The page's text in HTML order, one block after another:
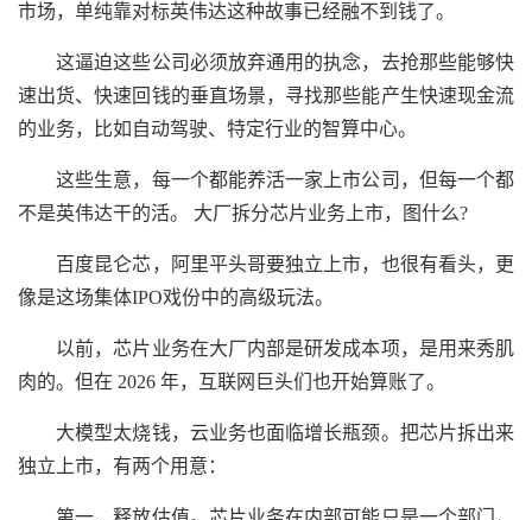
市场，单纯靠对标英伟达这种故事已经融不到钱了。
这逼迫这些公司必须放弃通用的执念，去抢那些能够快
速出货、快速回钱的垂直场景，寻找那些能产生快速现金流
的业务，比如自动驾驶、特定行业的智算中心。
这些生意，每一个都能养活一家上市公司，但每一个都
不是英伟达干的活。 大厂拆分芯片业务上市，图什么?
百度昆仑芯，阿里平头哥要独立上市，也很有看头，更
像是这场集体IPO戏份中的高级玩法。
以前，芯片业务在大厂内部是研发成本项，是用来秀肌
肉的。但在 2026 年，互联网巨头们也开始算账了。
大模型太烧钱，云业务也面临增长瓶颈。把芯片拆出来
独立上市，有两个用意：